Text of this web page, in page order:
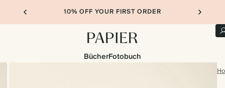
10% OFF YOUR FIRST ORDER
BücherFotobuch